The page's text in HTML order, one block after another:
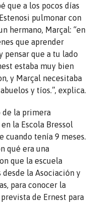
que a los pocos días
pulmonar con
hermano, Marçal: “en
que aprender
que a tu lado
estaba muy bien
y Marçal necesitaba
y tíos.”, explica.
de la primera
la Escola Bressol
cuando tenía 9 meses.
qué era una
que la escuela
la Asociación y
para conocer la
de Ernest para